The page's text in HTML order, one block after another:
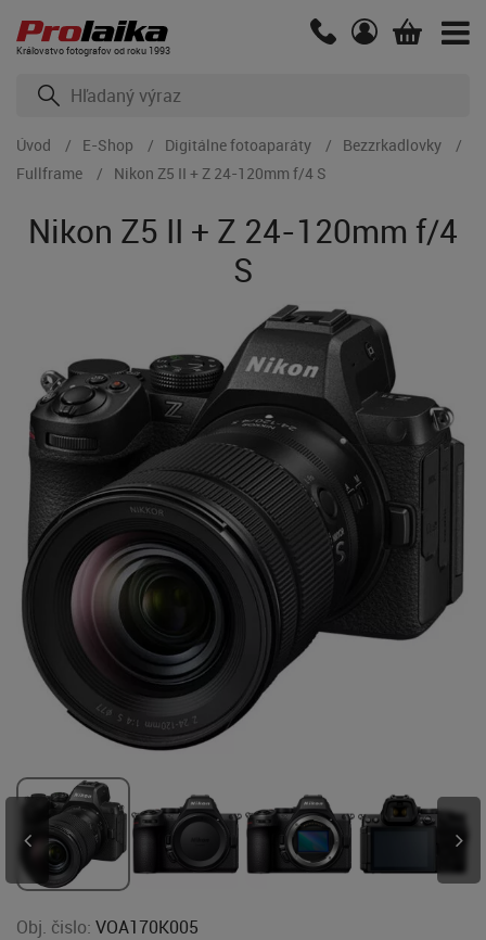
Kráľovstvo fotografov od roku 1993
Úvod E-Shop Digitálne fotoaparáty
Bezzrkadlovky
Fullframe
Nikon Z5 II + Z 24-120mm f/4 S
Nikon Z5 II + Z 24-120mm f/4
S
Obj. čislo: VOA170K005